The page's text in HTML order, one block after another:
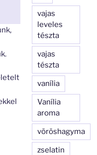
vajas
leveles
tészta
vajas
tészta
vanília
Vanília
aroma
vöröshagyma
zselatin